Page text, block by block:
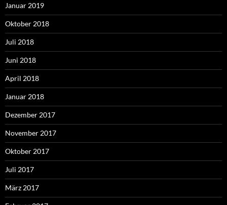
Januar 2019
Oktober 2018
Juli 2018
Juni 2018
April 2018
Januar 2018
Dezember 2017
November 2017
Oktober 2017
Juli 2017
März 2017